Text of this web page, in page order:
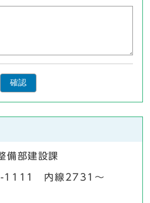
確認
備部建設課
1111 内線2731～